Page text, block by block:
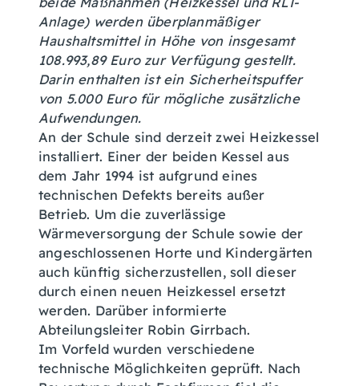
Anlage) werden überplanmäßiger
Haushaltsmittel in Höhe von insgesamt
108.993,89 Euro zur Verfügung gestellt.
Darin enthalten ist ein Sicherheitspuffer
von 5.000 Euro für mögliche zusätzliche
Aufwendungen.
An der Schule sind derzeit zwei Heizkessel
installiert. Einer der beiden Kessel aus
dem Jahr 1994 ist aufgrund eines
technischen Defekts bereits außer
Betrieb. Um die zuverlässige
Wärmeversorgung der Schule sowie der
angeschlossenen Horte und Kindergärten
auch künftig sicherzustellen, soll dieser
durch einen neuen Heizkessel ersetzt
werden. Darüber informierte
Abteilungsleiter Robin Girrbach.
Im Vorfeld wurden verschiedene
technische Möglichkeiten geprüft. Nach